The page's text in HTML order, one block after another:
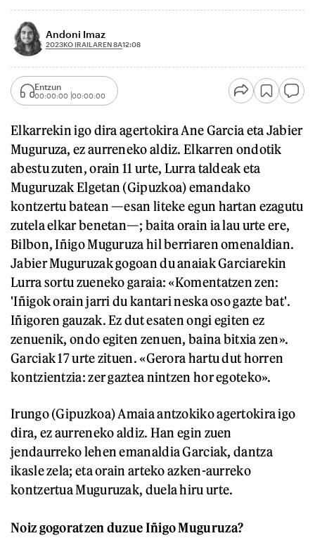
Andoni Imaz
2023KO IRAILAREN 8A12:08
Entzun
00:00:00 00:00:00
Elkarrekin igo dira agertokira Ane Garcia eta Jabier
Muguruza, ez aurreneko aldiz. Elkarren ondotik
abestu zuten, orain 11 urte, Lurra taldeak eta
Muguruzak Elgetan (Gipuzkoa) emandako
kontzertu batean —esan liteke egun hartan ezagutu
zutela elkar benetan—; baita orain ia lau urte ere,
Bilbon, Iñigo Muguruza hil berriaren omenaldian.
Jabier Muguruzak gogoan du anaiak Garciarekin
Lurra sortu zueneko garaia: «Komentatzen zen:
'Iñigok orain jarri du kantari neska oso gazte bat'.
Iñigoren gauzak. Ez dut esaten ongi egiten ez
zenuenik, ondo egiten zenuen, baina bitxia zen».
Garciak 17 urte zituen. «Gerora hartu dut horren
kontzientzia: zer gaztea nintzen hor egoteko».
Irungo (Gipuzkoa) Amaia antzokiko agertokira igo
dira, ez aurreneko aldiz. Han egin zuen
jendaurreko lehen emanaldia Garciak, dantza
ikasle zela; eta orain arteko azken-aurreko
kontzertua Muguruzak, duela hiru urte.
Noiz gogoratzen duzue Iñigo Muguruza?